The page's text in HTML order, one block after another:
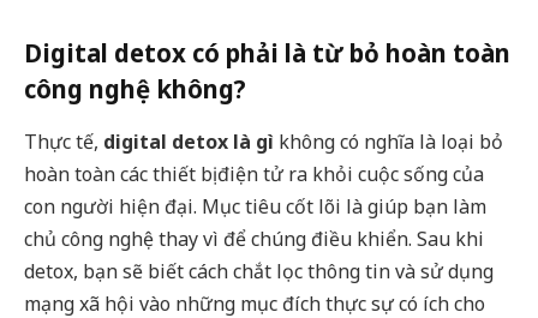
Digital detox có phải là từ bỏ hoàn toàn
công nghệ không?
Thực tế, digital detox là gì không có nghĩa là loại bỏ
hoàn toàn các thiết bị điện tử ra khỏi cuộc sống của
con người hiện đại. Mục tiêu cốt lõi là giúp bạn làm
chủ công nghệ thay vì để chúng điều khiển. Sau khi
detox, bạn sẽ biết cách chắt lọc thông tin và sử dụng
mạng xã hội vào những mục đích thực sự có ích cho